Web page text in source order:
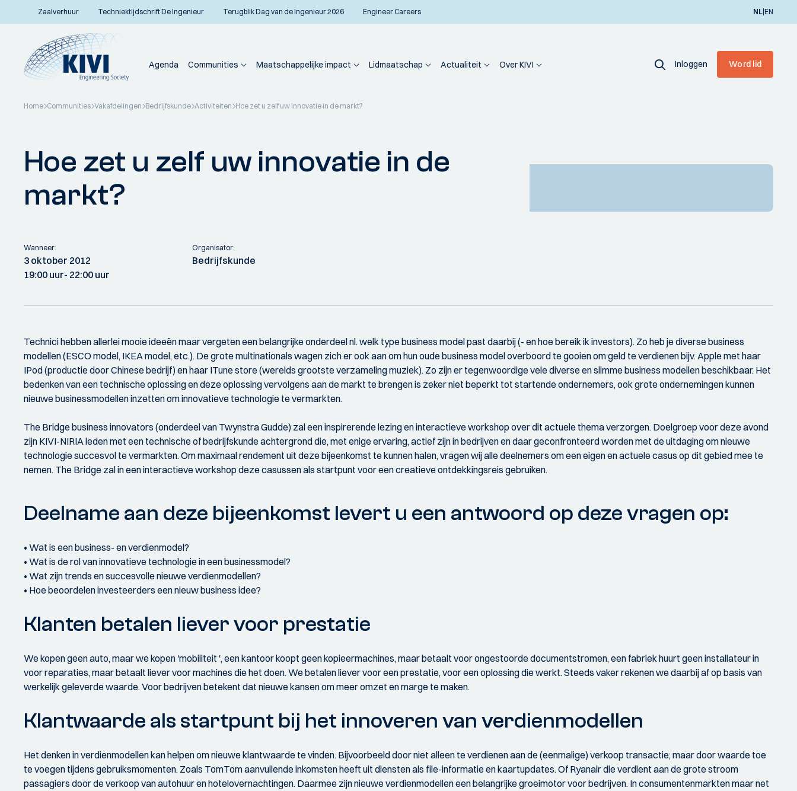
Zaalverhuur Techniektijdschrift De Ingenieur Terugblik Dag van de Ingenieur 2026 Engineer Careers NL|EN
Agenda Communities Maatschappelijke impact Lidmaatschap Actualiteit Over KIVI Inloggen Word lid
Home Communities Vakafdelingen Bedrijfskunde Activiteiten Hoe zet u zelf uw innovatie in de markt?
Hoe zet u zelf uw innovatie in de
markt?
Wanneer:
3 oktober 2012
19:00 uur- 22:00 uur
Organisator:
Bedrijfskunde
Technici hebben allerlei mooie ideeën maar vergeten een belangrijke onderdeel nl. welk type business model past daarbij (- en hoe bereik ik investors). Zo heb je diverse business
modellen (ESCO model, IKEA model, etc.). De grote multinationals wagen zich er ook aan om hun oude business model overboord te gooien om geld te verdienen bijv. Apple met haar
IPod (productie door Chinese bedrijf) en haar ITune store (werelds grootste verzameling muziek). Zo zijn er tegenwoordige vele diverse en slimme business modellen beschikbaar. Het
bedenken van een technische oplossing en deze oplossing vervolgens aan de markt te brengen is zeker niet beperkt tot startende ondernemers, ook grote ondernemingen kunnen
nieuwe businessmodellen inzetten om innovatieve technologie te vermarkten.
The Bridge business innovators (onderdeel van Twynstra Gudde) zal een inspirerende lezing en interactieve workshop over dit actuele thema verzorgen. Doelgroep voor deze avond
zijn KIVI-NIRIA leden met een technische of bedrijfskunde achtergrond die, met enige ervaring, actief zijn in bedrijven en daar geconfronteerd worden met de uitdaging om nieuwe
technologie succesvol te vermarkten. Om maximaal rendement uit deze bijeenkomst te kunnen halen, vragen wij alle deelnemers om een eigen en actuele casus op dit gebied mee te
nemen. The Bridge zal in een interactieve workshop deze casussen als startpunt voor een creatieve ontdekkingsreis gebruiken.
Deelname aan deze bijeenkomst levert u een antwoord op deze vragen op:
• Wat is een business- en verdienmodel?
• Wat is de rol van innovatieve technologie in een businessmodel?
• Wat zijn trends en succesvolle nieuwe verdienmodellen?
• Hoe beoordelen investeerders een nieuw business idee?
Klanten betalen liever voor prestatie
We kopen geen auto, maar we kopen 'mobiliteit ', een kantoor koopt geen kopieermachines, maar betaalt voor ongestoorde documentstromen, een fabriek huurt geen installateur in
voor reparaties, maar betaalt liever voor machines die het doen. We betalen liever voor een prestatie, voor een oplossing die werkt. Steeds vaker rekenen we daarbij af op basis van
werkelijk geleverde waarde. Voor bedrijven betekent dat nieuwe kansen om meer omzet en marge te maken.
Klantwaarde als startpunt bij het innoveren van verdienmodellen
Het denken in verdienmodellen kan helpen om nieuwe klantwaarde te vinden. Bijvoorbeeld door niet alleen te verdienen aan de (eenmalige) verkoop transactie; maar door waarde toe
te voegen tijdens gebruiksmomenten. Zoals TomTom aanvullende inkomsten heeft uit diensten als file-informatie en kaartupdates. Of Ryanair die verdient aan de grote stroom
passagiers door de verkoop van autohuur en hotelovernachtingen. Daarmee zijn nieuwe verdienmodellen een belangrijke groeimotor voor bedrijven. In consumentenmarkten maar net